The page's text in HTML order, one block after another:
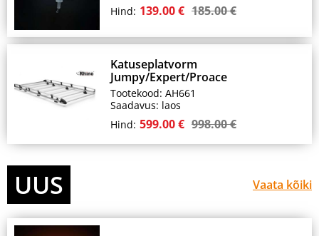
Hind: 139.00 € 185.00 €
Katuseplatvorm
Jumpy/Expert/Proace
Tootekood: AH661
Saadavus: laos
Hind: 599.00 € 998.00 €
UUS Vaata kõiki